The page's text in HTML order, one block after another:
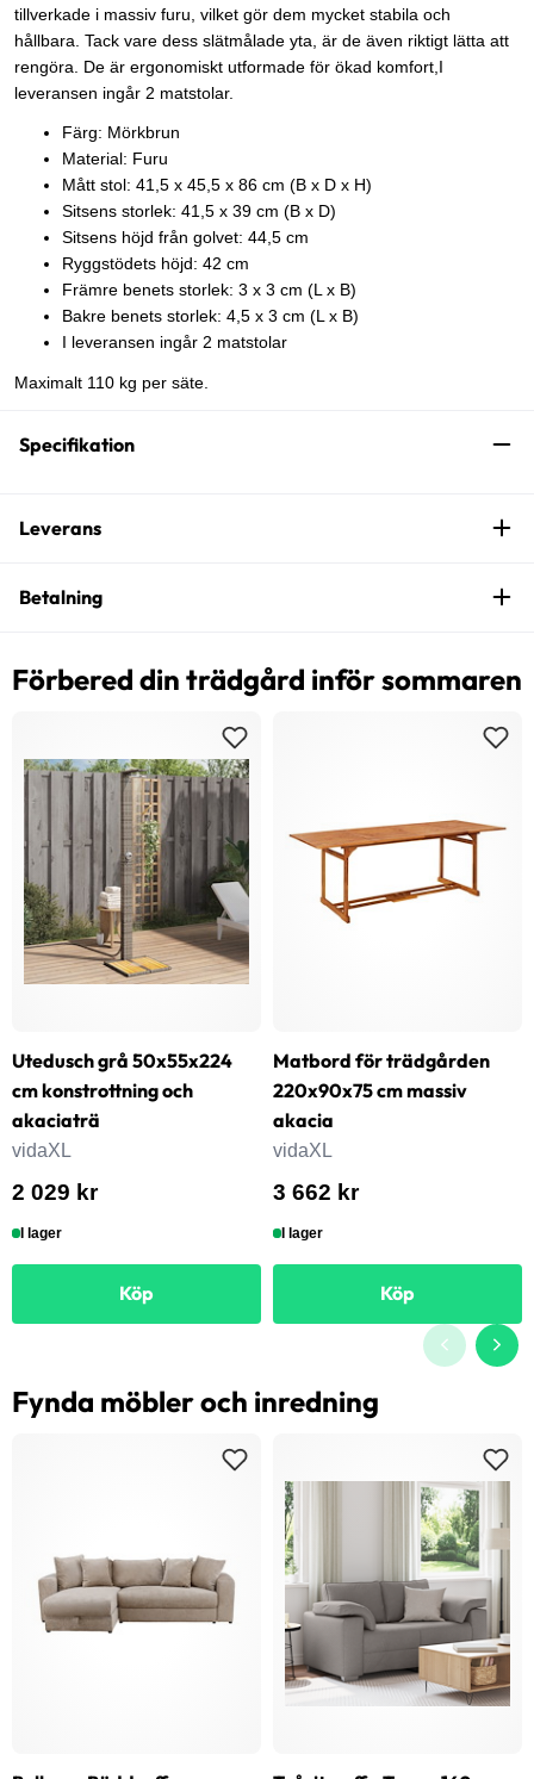
tillverkade i massiv furu, vilket gör dem mycket stabila och
hållbara. Tack vare dess slätmålade yta, är de även riktigt lätta att
rengöra. De är ergonomiskt utformade för ökad komfort,I
leveransen ingår 2 matstolar.
Färg: Mörkbrun
Material: Furu
Mått stol: 41,5 x 45,5 x 86 cm (B x D x H)
Sitsens storlek: 41,5 x 39 cm (B x D)
Sitsens höjd från golvet: 44,5 cm
Ryggstödets höjd: 42 cm
Främre benets storlek: 3 x 3 cm (L x B)
Bakre benets storlek: 4,5 x 3 cm (L x B)
I leveransen ingår 2 matstolar
Maximalt 110 kg per säte.
Specifikation
Leverans
Betalning
Förbered din trädgård inför sommaren
Utedusch grå 50x55x224
cm konstrottning och
akaciaträ
vidaXL
2 029 kr
I lager
Köp
Matbord för trädgården
220x90x75 cm massiv
akacia
vidaXL
3 662 kr
I lager
Köp
Fynda möbler och inredning